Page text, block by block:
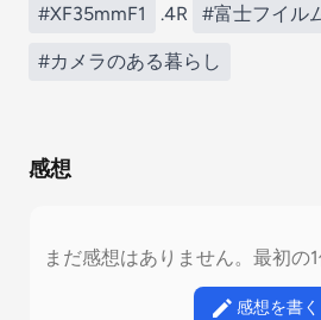
#XF35mmF1 .4R #富士フイル
#カメラのある暮らし
感想
まだ感想はありません。最初の
感想を書く